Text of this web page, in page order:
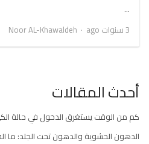
…
3 سنوات ago
Author
Noor AL-Khawaldeh
أحدث المقالات
كم من الوقت يستغرق الدخول في حالة
الدهون الحشوية والدهون تحت الجلد: ما